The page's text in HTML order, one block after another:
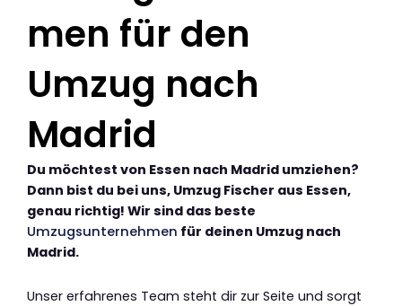
men für den
Umzug nach
Madrid
Du möchtest von Essen nach Madrid umziehen?
Dann bist du bei uns, Umzug Fischer aus Essen,
genau richtig! Wir sind das beste
Umzugsunternehmen für deinen Umzug nach
Madrid.
Unser erfahrenes Team steht dir zur Seite und sorgt